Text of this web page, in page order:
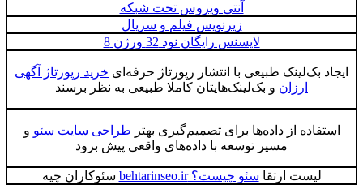
آنتی ویروس تحت شبکه
زیرنویس فیلم و سریال
لایسنس رایگان نود 32 ورژن 8
ایجاد بک‌لینک طبیعی با انتشار رپورتاژ حرفه‌ای خرید رپورتاژ آگهی
ارزان و بک‌لینک‌هایتان کاملا طبیعی به نظر برسند
استفاده از داده‌ها برای تصمیم‌گیری بهتر طراحی سایت سئو و
مسیر توسعه با داده‌های واقعی پیش برود
لیست ارتقا سئو چیست؟ behtarinseo.ir
سئوکاران چیه